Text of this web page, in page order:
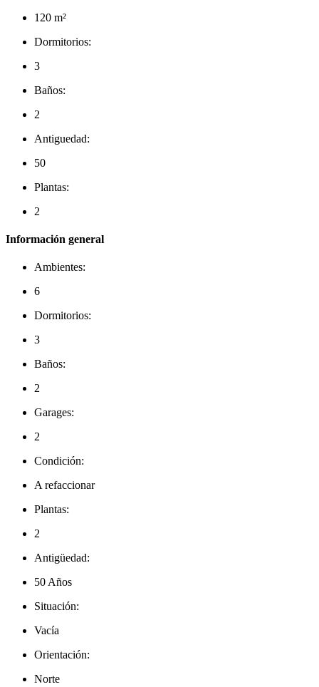
120 m²
Dormitorios:
3
Baños:
2
Antiguedad:
50
Plantas:
2
Información general
Ambientes:
6
Dormitorios:
3
Baños:
2
Garages:
2
Condición:
A refaccionar
Plantas:
2
Antigüedad:
50 Años
Situación:
Vacía
Orientación:
Norte